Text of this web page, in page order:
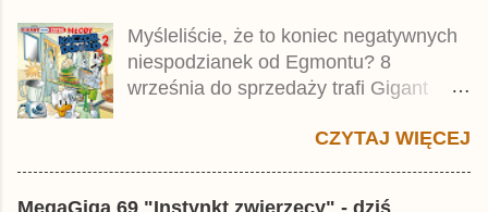
Taschenbuch Phantomias Collection ,
który trafił do sprzedaży pod koniec
2025 roku.
Myśleliście, że to koniec negatywnych
niespodzianek od Egmontu? 8
września do sprzedaży trafi Gigant
Jednak wbrew temu, na co wskazuje
CZYTAJ WIĘCEJ
MegaGiga 69 "Instynkt zwierzęcy" - dziś